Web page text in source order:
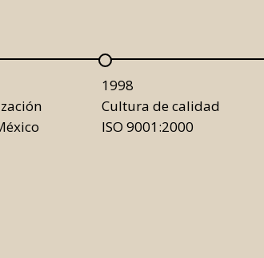
1998
Cultura de calidad
ISO 9001:2000